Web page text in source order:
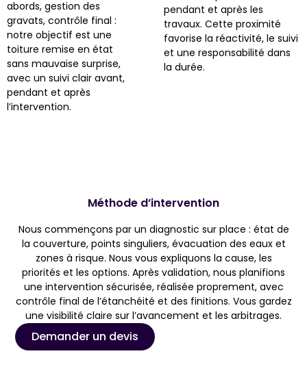
abords, gestion des
gravats, contrôle final :
notre objectif est une
toiture remise en état
sans mauvaise surprise,
avec un suivi clair avant,
pendant et après
l’intervention.
pendant et après les
travaux. Cette proximité
favorise la réactivité, le suivi
et une responsabilité dans
la durée.
Méthode d’intervention
Nous commençons par un diagnostic sur place : état de
la couverture, points singuliers, évacuation des eaux et
zones à risque. Nous vous expliquons la cause, les
priorités et les options. Après validation, nous planifions
une intervention sécurisée, réalisée proprement, avec
contrôle final de l’étanchéité et des finitions. Vous gardez
une visibilité claire sur l’avancement et les arbitrages.
Demander un devis